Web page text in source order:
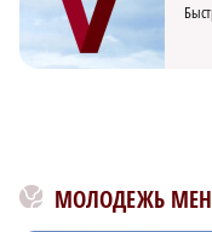
МОЛОДЕЖЬ